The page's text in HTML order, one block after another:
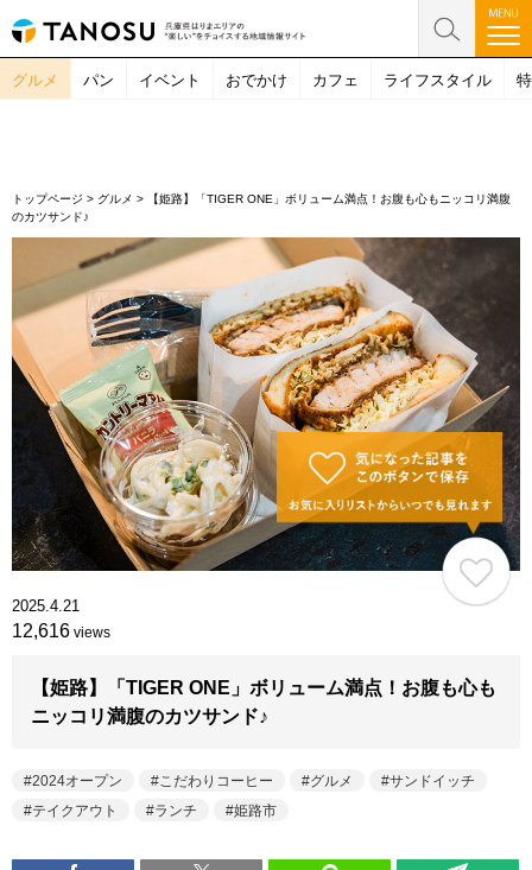
グルメ パン イベント おでかけ カフェ ライフスタイル
トップページ > グルメ >
【姫路】「TIGER ONE」ボリューム満点！お腹も心もニッコリ満腹
のカツサンド♪
2025.4.21
12,616 views
【姫路】「TIGER ONE」ボリューム満点！お腹も心も
ニッコリ満腹のカツサンド♪
2024オープン こだわりコーヒー グルメ
サンドイッチ
テイクアウト
ランチ 姫路市